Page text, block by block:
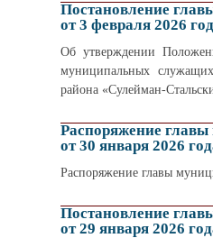
Постановление
от 3 февраля 2026
Об утверждении
муниципальных
района «Сулейман-
Распоряжение
от 30 января 2026
Распоряжение главы
Постановление
от 29 января 2026